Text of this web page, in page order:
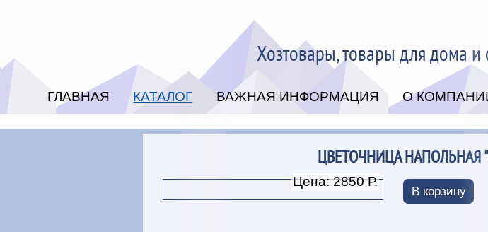
Хозтовары, товары для дома и
ГЛАВНАЯ КАТАЛОГ ВАЖНАЯ ИНФОРМАЦИЯ О
ЦВЕТОЧНИЦА НАПОЛЬНАЯ
Цена: 2850 Р.
В корзину